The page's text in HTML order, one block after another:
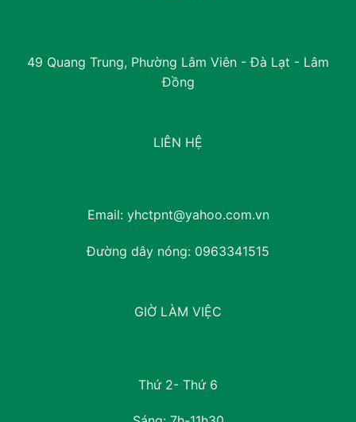
49 Quang Trung, Phường Lâm Viên - Đà Lạt - Lâm
Đồng
LIÊN HỆ
Email: yhctpnt@yahoo.com.vn
Đường dây nóng: 0963341515
GIỜ LÀM VIỆC
Thứ 2- Thứ 6